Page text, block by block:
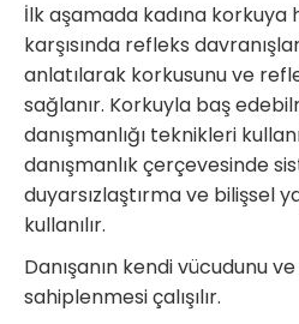
İlk aşamada kadına korkuya
karşısında refleks
anlatılarak korkusunu ve
sağlanır. Korkuyla baş
danışmanlığı teknikleri
danışmanlık çerçevesinde
duyarsızlaştırma ve bilişsel
kullanılır.
Danışanın kendi vücudunu ve
sahiplenmesi çalışılır.